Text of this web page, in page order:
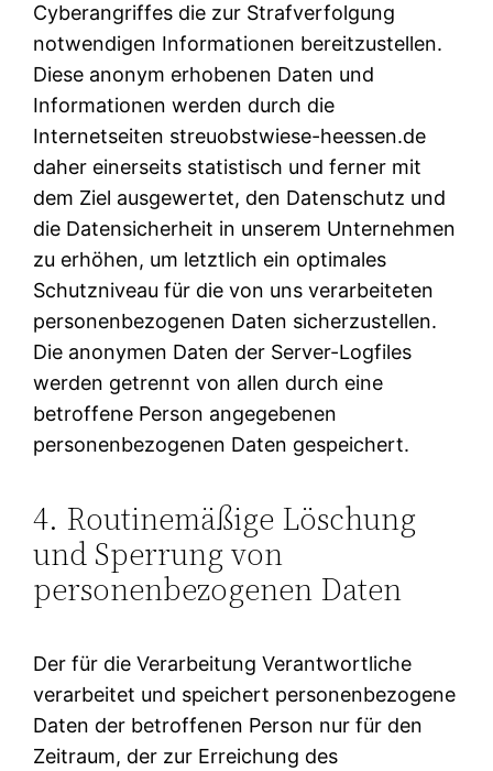
Cyberangriffes die zur Strafverfolgung
notwendigen Informationen bereitzustellen.
Diese anonym erhobenen Daten und
Informationen werden durch die
Internetseiten streuobstwiese-heessen.de
daher einerseits statistisch und ferner mit
dem Ziel ausgewertet, den Datenschutz und
die Datensicherheit in unserem Unternehmen
zu erhöhen, um letztlich ein optimales
Schutzniveau für die von uns verarbeiteten
personenbezogenen Daten sicherzustellen.
Die anonymen Daten der Server-Logfiles
werden getrennt von allen durch eine
betroffene Person angegebenen
personenbezogenen Daten gespeichert.
4. Routinemäßige Löschung
und Sperrung von
personenbezogenen Daten
Der für die Verarbeitung Verantwortliche
verarbeitet und speichert personenbezogene
Daten der betroffenen Person nur für den
Zeitraum, der zur Erreichung des